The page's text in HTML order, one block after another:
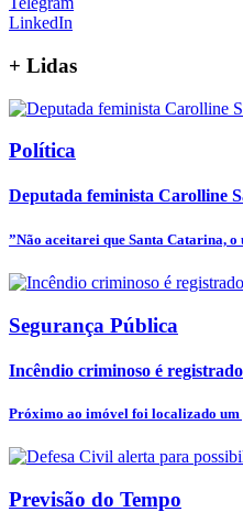
LinkedIn
+ Lidas
Política
Deputada feminista Carolline
”Não aceitarei que Santa Catarina,
Segurança Pública
Incêndio criminoso é
Próximo ao imóvel foi localizado um
Previsão do Tempo